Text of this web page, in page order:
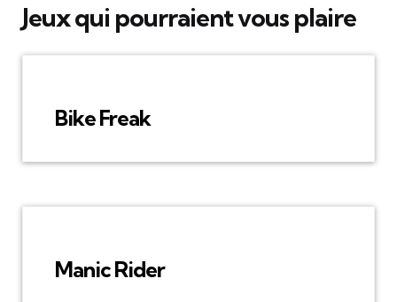
Jeux qui pourraient vous plaire
Bike Freak
Manic Rider